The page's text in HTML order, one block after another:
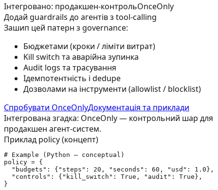
Інтегровано: продакшен-контрольOnceOnly
Додай guardrails до агентів з tool-calling
Зашип цей патерн з governance:
Бюджетами (кроки / ліміти витрат)
Kill switch та аварійна зупинка
Audit logs та трасування
Ідемпотентність і dedupe
Дозволами на інструменти (allowlist / blocklist)
Спробувати OnceOnlyДокументація та приклади
Інтегрована згадка: OnceOnly — контрольний шар для
продакшен агент-систем.
Приклад policy (концепт)
# Example (Python — conceptual)
policy = {
  "budgets": {"steps": 20, "seconds": 60, "usd": 1.0},
  "controls": {"kill_switch": True, "audit": True},
}